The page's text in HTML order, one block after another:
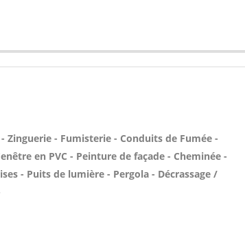
- Fumisterie - Conduits de Fumée -
en PVC - Peinture de façade - Cheminée -
- Puits de lumière - Pergola - Décrassage /